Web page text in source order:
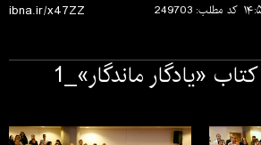
کد مطلب: 249703
«یادگار ماندگار»_1